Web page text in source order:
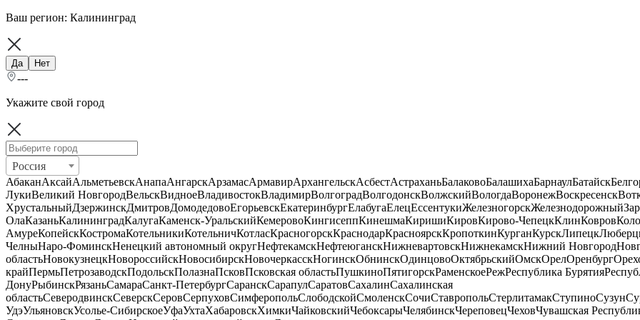
Ваш регион: Калининград
Да Нет
---
Укажите свой город
Россия
АбаканАксайАльметьевскАнапаАнгарскАрзамасАрмавирАрхангельскАсбестАстраханьБалаковоБалашихаБарнаулБатайск
ЛукиВеликий НовгородВельскВидноеВладивостокВладимирВолгоградВолгодонскВолжскийВологдаВоронежВоскресенск
ХрустальныйДзержинскДмитровДомодедовоЕгорьевскЕкатеринбургЕлабугаЕлецЕссентукиЖелезногорскЖелезнодорожный
ОлаКазаньКалининградКалугаКаменск-УральскийКемеровоКингисеппКинешмаКиришиКировКирово-ЧепецкКлинКовров
АмуреКопейскКостромаКотельникиКотельничКотласКрасногорскКраснодарКрасноярскКропоткинКурганКурскЛипецк
ЧелныНаро-ФоминскНенецкий автономный округНефтекамскНефтеюганскНижневартовскНижнекамскНижний Новгород
областьНовокузнецкНовороссийскНовосибирскНовочеркасскНогинскОбнинскОдинцовоОктябрьскийОмскОрелОренбург
крайПермьПетрозаводскПодольскПолазнаПсковПсковская областьПушкиноПятигорскРаменскоеРежРеспублика Бурятия
ДонуРыбинскРязаньСамараСанкт-ПетербургСаранскСарапулСаратовСахалинСахалинская
областьСеверодвинскСеверскСеровСерпуховСимферопольСлободскойСмоленскСочиСтавропольСтерлитамакСтупиноСузун
УдэУльяновскУсолье-СибирскоеУфаУхтаХабаровскХимкиЧайковскийЧебоксарыЧелябинскЧереповецЧеховЧувашская